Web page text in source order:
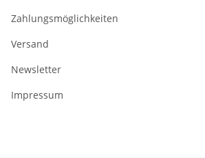
Zahlungsmöglichkeiten
Versand
Newsletter
Impressum